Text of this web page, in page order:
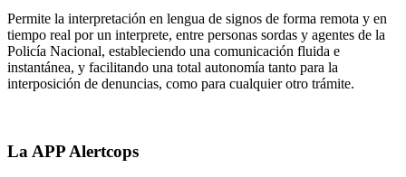
Permite la interpretación en lengua de signos de forma remota y en
tiempo real por un interprete, entre personas sordas y agentes de la
Policía Nacional, estableciendo una comunicación fluida e
instantánea, y facilitando una total autonomía tanto para la
interposición de denuncias, como para cualquier otro trámite.
La APP Alertcops